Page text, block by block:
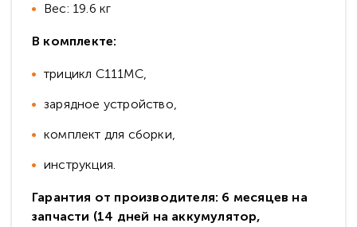
Вес: 19.6 кг
В комплекте:
трицикл С111МС,
зарядное устройство,
комплект для сборки,
инструкция.
Гарантия от производителя: 6 месяцев на
запчасти (14 дней на аккумулятор,